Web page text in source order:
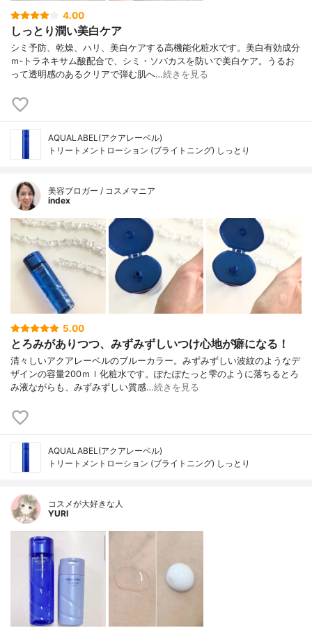
4.00
しっとり潤い美白ケア
シミ予防、乾燥、ハリ、美白ケアする高機能化粧水です。美白有効成分
ｍ‐トラネキサム酸配合で、シミ・ソバカスを防いで美白ケア。うるお
って透明感のあるクリアで弾む肌へ…続きを見る
AQUALABEL(アクアレーベル)
トリートメントローション (ブライトニング) しっとり
美容ブロガー / コスメマニア
index
5.00
とろみがありつつ、みずみずしいつけ心地が癖になる！
清々しいアクアレーベルのブルーカラー。みずみずしい波紋のようなデ
ザインの容量200ｍｌ化粧水です。ぽたぽたっと雫のように落ちるとろ
み液ながらも、みずみずしい質感…続きを見る
AQUALABEL(アクアレーベル)
トリートメントローション (ブライトニング) しっとり
コスメが大好きな人
YURI